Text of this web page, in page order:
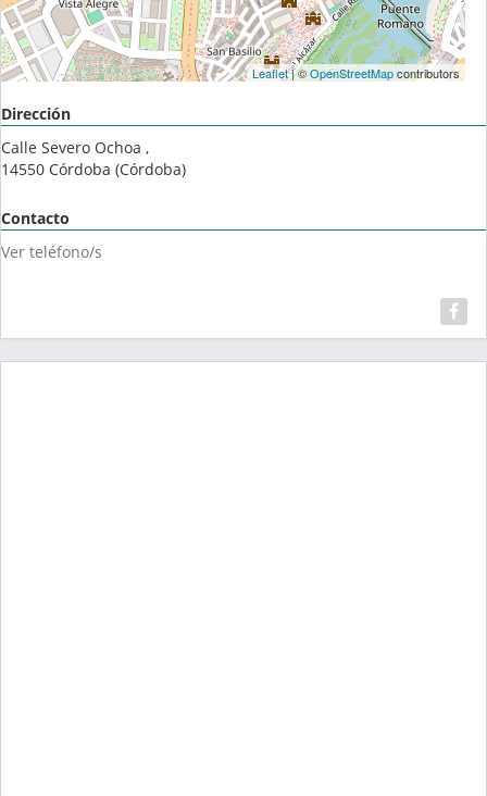
Leaflet| ©OpenStreetMapcontributors
Dirección
Calle Severo Ochoa ,
14550 Córdoba (Córdoba)
Contacto
Ver teléfono/s